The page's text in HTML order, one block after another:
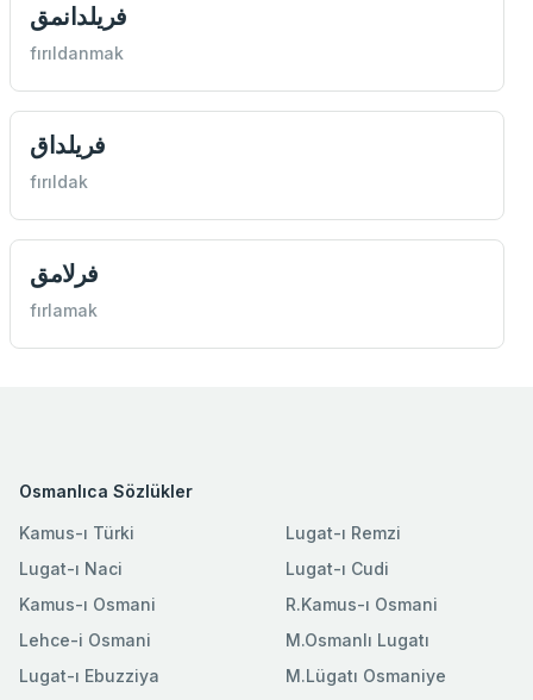
فريلدانمق
fırıldanmak
فريلداق
fırıldak
فرلامق
fırlamak
Osmanlıca Sözlükler
Kamus-ı Türki
Lugat-ı Naci
Kamus-ı Osmani
Lehce-i Osmani
Lugat-ı Ebuzziya
Lugat-ı Remzi
Lugat-ı Cudi
R.Kamus-ı Osmani
M.Osmanlı Lugatı
M.Lügatı Osmaniye